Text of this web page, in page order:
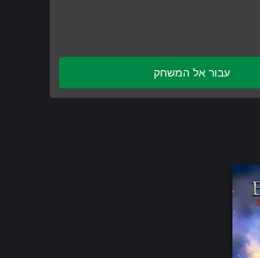
עבור אל המשחק